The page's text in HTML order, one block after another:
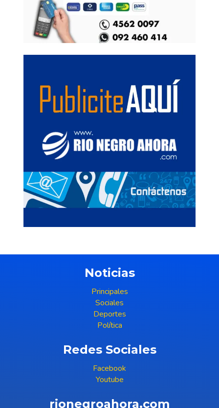
Noticias
Principales
Sociales
Deportes
Política
Redes Sociales
Facebook
Youtube
rionegroahora.com